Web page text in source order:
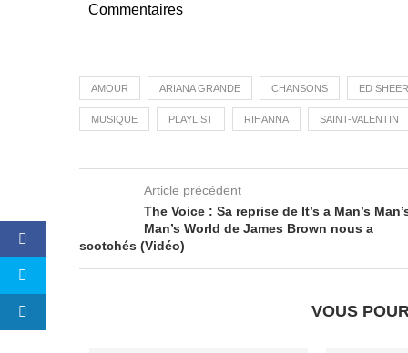
Commentaires
AMOUR ARIANA GRANDE CHANSONS ED
MUSIQUE PLAYLIST RIHANNA SAINT-VALENTIN
Article précédent
The Voice : Sa reprise de It’s a Man’s
Man’s World de James Brown nous a
scotchés (Vidéo)
VOUS